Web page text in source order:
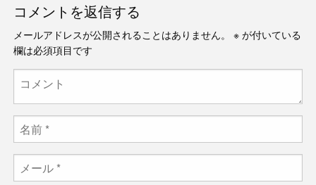
コメントを返信する
メールアドレスが公開されることはありません。 ※ が付いている
欄は必須項目です